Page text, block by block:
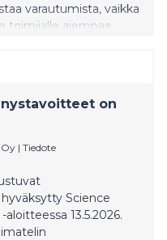
varautumista, vaikka
toimijalle aiempaa
on
| Tiedote
Science
13.5.2026.